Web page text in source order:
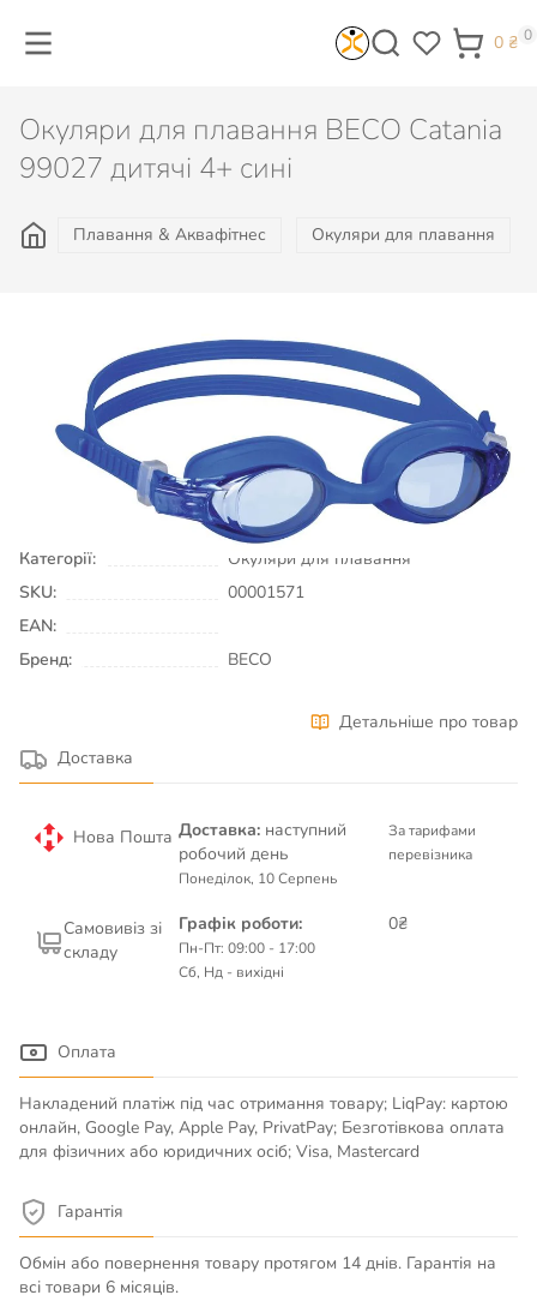
0 ₴ 0
Окуляри для плавання BECO Catania
99027 дитячі 4+ сині
Плавання & Аквафітнес Окуляри для плавання
605₴
Є в наявності
КУПИТИ
Категорії:
Окуляри для плавання
SKU:
00001571
EAN:
Бренд:
BECO
Детальніше про товар
Доставка
Нова Пошта Доставка: наступний
робочий день
Понеділок, 10 Серпень
За тарифами
перевізника
Самовивіз зі
складу
Графік роботи:
Пн-Пт: 09:00 - 17:00
Сб, Нд - вихідні
0₴
Оплата
Накладений платіж під час отримання товару; LiqPay: картою
онлайн, Google Pay, Apple Pay, PrivatPay; Безготівкова оплата
для фізичних або юридичних осіб; Visa, Mastercard
Гарантія
Обмін або повернення товару протягом 14 днів. Гарантія на
всі товари 6 місяців.